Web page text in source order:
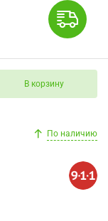
В корзину
По наличию